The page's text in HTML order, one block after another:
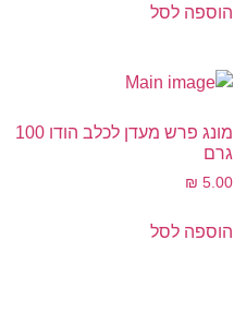
הוספה לסל
מונג פרש מעדן לכלב הודו 100
גרם
₪ 5.00
הוספה לסל